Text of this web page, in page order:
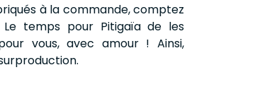
à la commande, comptez
temps pour Pitigaïa de les
vous, avec amour ! Ainsi,